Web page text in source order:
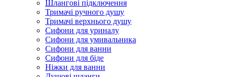
Шлангові підключення
Тримачі ручного душу
Тримачі верхнього душу
Сифони для уриналу
Сифони для умивальника
Сифони для ванни
Сифони для біде
Ніжки для ванни